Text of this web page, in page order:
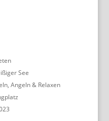
See
Angeln & Relaxen